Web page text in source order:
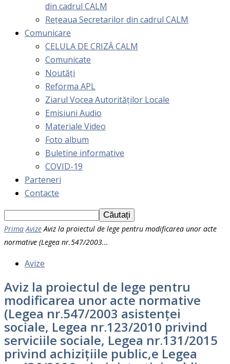
din cadrul CALM
Rețeaua Secretarilor din cadrul CALM
Comunicare
CELULA DE CRIZĂ CALM
Comunicate
Noutăți
Reforma APL
Ziarul Vocea Autorităților Locale
Emisiuni Audio
Materiale Video
Foto album
Buletine informative
COVID-19
Parteneri
Contacte
Prima Avize Aviz la proiectul de lege pentru modificarea unor acte
normative (Legea nr.547/2003...
Avize
Aviz la proiectul de lege pentru
modificarea unor acte normative
(Legea nr.547/2003 asistenței
sociale, Legea nr.123/2010 privind
serviciile sociale, Legea nr.131/2015
privind achizițiile public,e Legea